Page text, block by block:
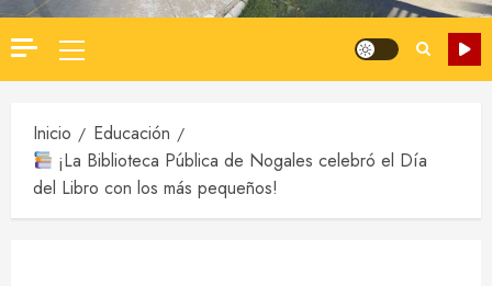
Menú
principal
Inicio
Educación
¡La Biblioteca Pública de Nogales celebró el Día
del Libro con los más pequeños!